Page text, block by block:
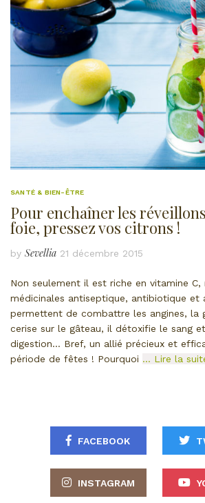
SANTÉ & BIEN-ÊTRE
Pour enchaîner les
foie, pressez vos citrons !
by Sevellia 21 décembre 2015
Non seulement il est riche en vitamine C,
médicinales antiseptique, antibiotique et
permettent de combattre les angines, la
cerise sur le gâteau, il détoxifie le sang
digestion… Bref, un allié précieux et
période de fêtes ! Pourquoi … Lire la
FACEBOOK
INSTAGRAM